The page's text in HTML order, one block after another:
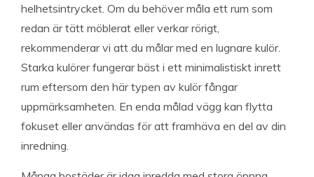
helhetsintrycket. Om du behöver måla ett rum som
redan är tätt möblerat eller verkar rörigt,
rekommenderar vi att du målar med en lugnare kulör.
Starka kulörer fungerar bäst i ett minimalistiskt inrett
rum eftersom den här typen av kulör fångar
uppmärksamheten. En enda målad vägg kan flytta
fokuset eller användas för att framhäva en del av din
inredning.